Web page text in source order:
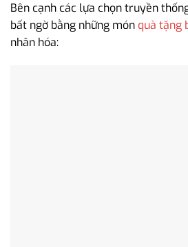
Bên cạnh các lựa chọn truyền
bất ngờ bằng những món quà tặng
nhân hóa: